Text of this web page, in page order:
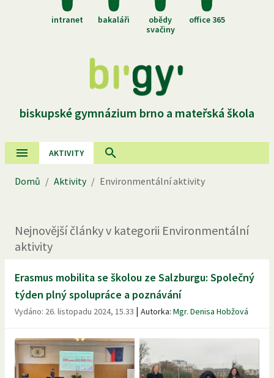
intranet bakaláři
obědy
svačiny
office 365
biskupské gymnázium brno a mateřská škola
AKTIVITY
Domů / Aktivity / Environmentální aktivity
Nejnovějšíčlánkyv kategorii Environmentální
aktivity
Erasmus mobilita se školou ze Salzburgu: Společný
týden plný spolupráce a poznávání
Vydáno: 26. listopadu 2024, 15.33 | Autorka: Mgr. Denisa Hobžová